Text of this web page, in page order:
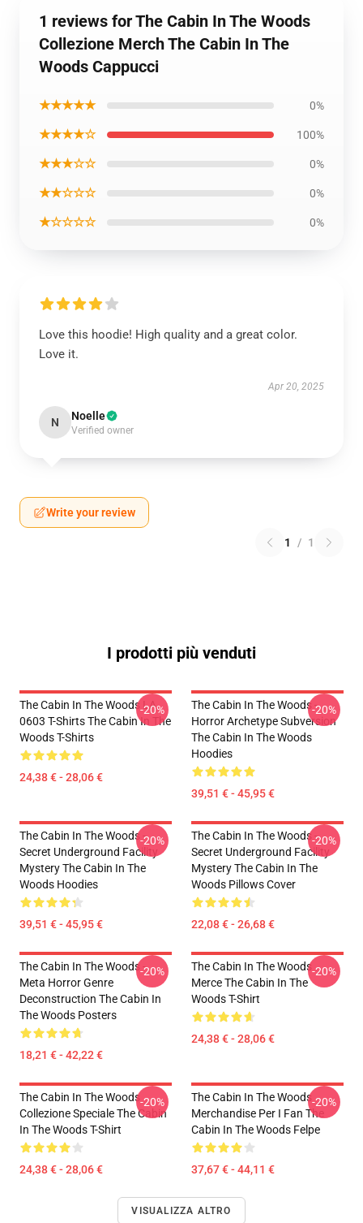
1 reviews for The Cabin In The Woods
Collezione Merch The Cabin In The
Woods Cappucci
★★★★★ 0%
★★★★☆ 100%
★★★☆☆ 0%
★★☆☆☆ 0%
★☆☆☆☆ 0%
Love this hoodie! High quality and a great color.
Love it.
Apr 20, 2025
N Noelle
Verified owner
Write your review
1 / 1
I prodotti più venduti
The Cabin In The Woods LA
0603 T-Shirts The Cabin In The
Woods T-Shirts
24,38 € - 28,06 €
-20%
The Cabin In The Woods -
Horror Archetype Subversion
The Cabin In The Woods
Hoodies
39,51 € - 45,95 €
-20%
The Cabin In The Woods -
Secret Underground Facility
Mystery The Cabin In The
Woods Hoodies
39,51 € - 45,95 €
-20%
The Cabin In The Woods -
Secret Underground Facility
Mystery The Cabin In The
Woods Pillows Cover
22,08 € - 26,68 €
-20%
The Cabin In The Woods -
Meta Horror Genre
Deconstruction The Cabin In
The Woods Posters
18,21 € - 42,22 €
-20%
The Cabin In The Woods
Merce The Cabin In The
Woods T-Shirt
24,38 € - 28,06 €
-20%
The Cabin In The Woods
Collezione Speciale The Cabin
In The Woods T-Shirt
24,38 € - 28,06 €
-20%
The Cabin In The Woods
Merchandise Per I Fan The
Cabin In The Woods Felpe
37,67 € - 44,11 €
-20%
VISUALIZZA ALTRO